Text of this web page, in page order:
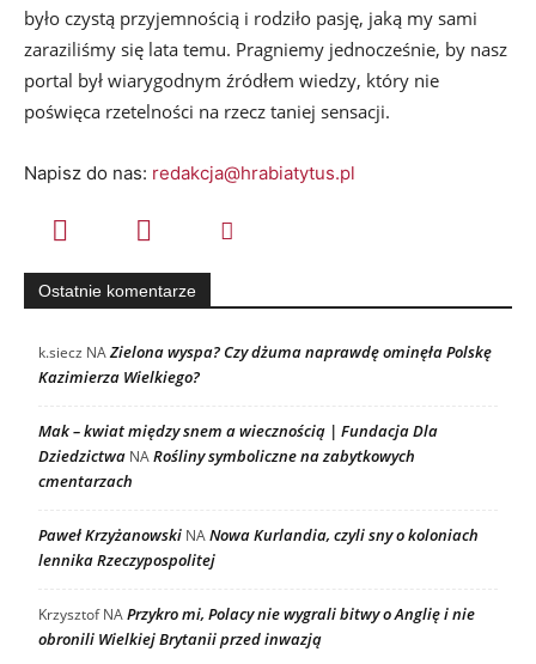
było czystą przyjemnością i rodziło pasję, jaką my sami
zaraziliśmy się lata temu. Pragniemy jednocześnie, by nasz
portal był wiarygodnym źródłem wiedzy, który nie
poświęca rzetelności na rzecz taniej sensacji.
Napisz do nas: redakcja@hrabiatytus.pl
Ostatnie komentarze
k.siecz NAZielona wyspa? Czy dżuma naprawdę ominęła Polskę
Kazimierza Wielkiego?
Mak – kwiat między snem a wiecznością | Fundacja Dla
Dziedzictwa NARośliny symboliczne na zabytkowych
cmentarzach
Paweł Krzyżanowski NANowa Kurlandia, czyli sny o koloniach
lennika Rzeczypospolitej
KrzysztofNAPrzykro mi, Polacy nie wygrali bitwy o Anglię i nie
obronili Wielkiej Brytanii przed inwazją